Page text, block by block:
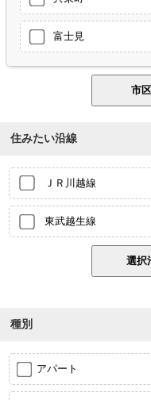
富士見
住みたい沿線
ＪＲ川越線
東武越生線
種別
アパート